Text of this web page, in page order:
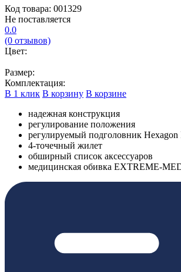
Код товара: 001329
Не поставляется
0.0
(0 отзывов)
Цвет:
Размер:
Комплектация:
В 1 клик В корзину В корзине
надежная конструкция
регулирование положения
регулируемый подголовник
4-точечный жилет
обширный список аксессуаров
медицинская обивка EXTREME-